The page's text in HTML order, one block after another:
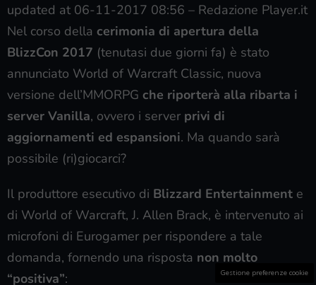
updated at 06-11-2017 08:56 – Redazione Player.it
Nel corso della cerimonia di apertura della
BlizzCon 2017 (tenutasi due giorni fa) è stato
annunciato World of Warcraft Classic, nuova
versione dell’MMORPG che riporterà alla ribarta i
server Vanilla, ovvero i server privi di
aggiornamenti ed espansioni. Ma quando sarà
possibile (ri)giocarci?
Il produttore esecutivo di Blizzard Entertainment e
di World of Warcraft, J. Allen Brack, è intervenuto ai
microfoni di Eurogamer per rispondere a tale
domanda, fornendo una risposta non molto
“positiva”: Gestione preferenze cookie